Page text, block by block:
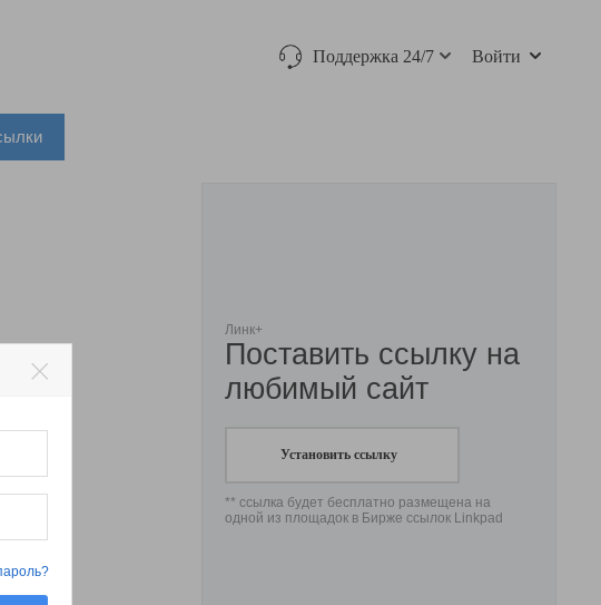
Поддержка 24/7 Войти
Линк+
Поставить ссылку на
любимый сайт
Установить ссылку
** ссылка будет бесплатно размещена на
одной из площадок в Бирже ссылок Linkpad